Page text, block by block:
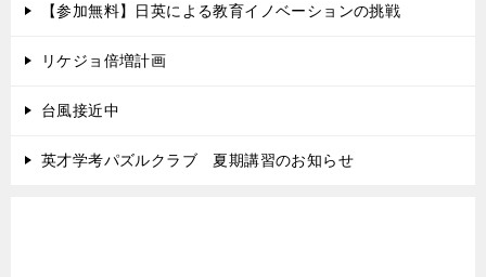
【参加無料】日英による教育イノベーションの挑戦
リケジョ倍増計画
台風接近中
英才学考パズルクラブ 夏期講習のお知らせ